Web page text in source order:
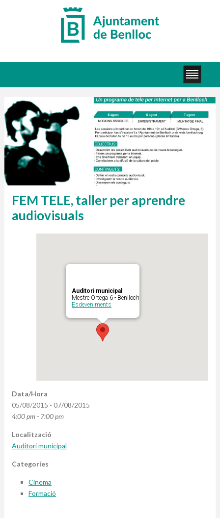
FEM TELE, taller per aprendre
audiovisuals
Auditori municipal
Mestre Ortega 6 - Benlloch
Esdeveniments
Data/Hora
05/08/2015 - 07/08/2015
4:00 pm - 7:00 pm
Localització
Auditori municipal
Categories
Cinema
Formació